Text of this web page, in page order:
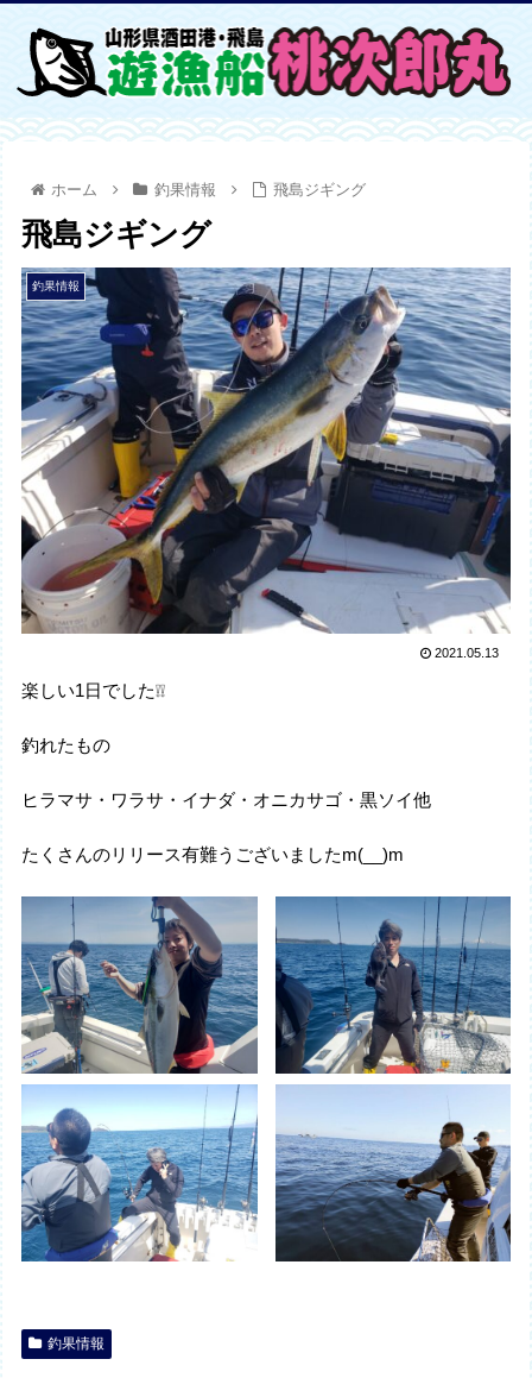
ホーム 釣果情報 飛島ジギング
飛島ジギング
釣果情報
2021.05.13
楽しい1日でした❕❕
釣れたもの
ヒラマサ・ワラサ・イナダ・オニカサゴ・黒ソイ他
たくさんのリリース有難うございましたm(__)m
釣果情報